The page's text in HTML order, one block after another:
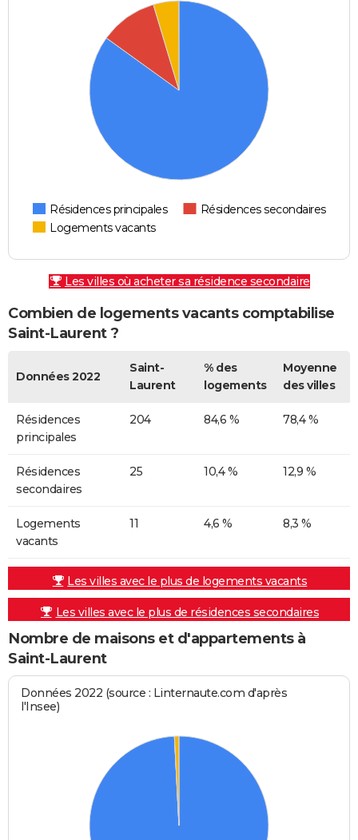
Résidences principales
Résidences secondaires
Logements vacants
Les villes où acheter sa résidence secondaire
Combien de logements vacants comptabilise
Saint-Laurent ?
Données 2022
Saint-
Laurent
% des
logements
Moyenne
des villes
Résidences
principales
204 84,6 % 78,4 %
Résidences
secondaires
25 10,4 % 12,9 %
Logements
vacants
11 4,6 % 8,3 %
Les villes avec le plus de logements vacants
Les villes avec le plus de résidences secondaires
Nombre de maisons et d'appartements à
Saint-Laurent
Données 2022 (source : Linternaute.com d'après
l'Insee)